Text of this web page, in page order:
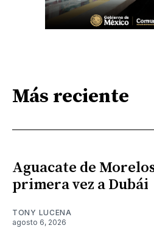
Más reciente
Aguacate de
primera vez a Dubái
TONY LUCENA
agosto 6, 2026